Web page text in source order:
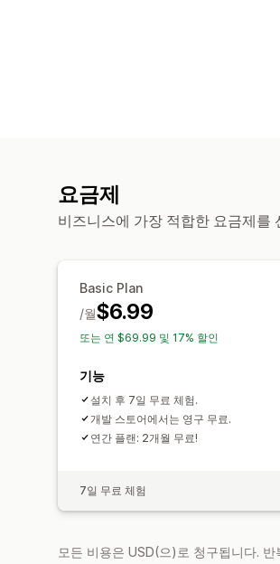
요금제
비즈니스에 가장 적합한 요금제를
Basic Plan
$6.99
/월
또는 연 $69.99 및 17% 할인
기능
설치 후 7일 무료 체험.
개발 스토어에서는 영구 무료.
연간 플랜: 2개월 무료!
7일 무료 체험
모든 비용은 USD(으)로 청구됩니다.